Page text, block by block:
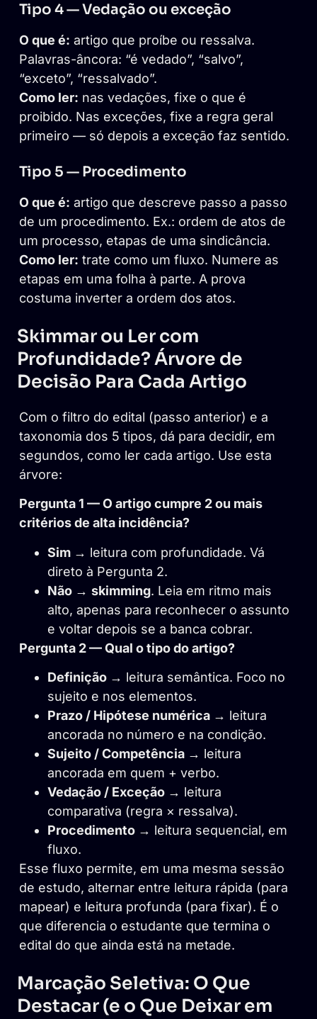
Tipo 4 — Vedação ou exceção
O que é: artigo que proíbe ou ressalva.
Palavras-âncora: “é vedado”, “salvo”,
“exceto”, “ressalvado”.
Como ler: nas vedações, fixe o que é
proibido. Nas exceções, fixe a regra geral
primeiro — só depois a exceção faz sentido.
Tipo 5 — Procedimento
O que é: artigo que descreve passo a passo
de um procedimento. Ex.: ordem de atos de
um processo, etapas de uma sindicância.
Como ler: trate como um fluxo. Numere as
etapas em uma folha à parte. A prova
costuma inverter a ordem dos atos.
Skimmar ou Ler com
Profundidade? Árvore de
Decisão Para Cada Artigo
Com o filtro do edital (passo anterior) e a
taxonomia dos 5 tipos, dá para decidir, em
segundos, como ler cada artigo. Use esta
árvore:
Pergunta 1 — O artigo cumpre 2 ou mais
critérios de alta incidência?
Sim → leitura com profundidade. Vá
direto à Pergunta 2.
Não → skimming. Leia em ritmo mais
alto, apenas para reconhecer o assunto
e voltar depois se a banca cobrar.
Pergunta 2 — Qual o tipo do artigo?
Definição → leitura semântica. Foco no
sujeito e nos elementos.
Prazo / Hipótese numérica → leitura
ancorada no número e na condição.
Sujeito / Competência → leitura
ancorada em quem + verbo.
Vedação / Exceção → leitura
comparativa (regra × ressalva).
Procedimento → leitura sequencial, em
fluxo.
Esse fluxo permite, em uma mesma sessão
de estudo, alternar entre leitura rápida (para
mapear) e leitura profunda (para fixar). É o
que diferencia o estudante que termina o
edital do que ainda está na metade.
Marcação Seletiva: O Que
Destacar (e o Que Deixar em